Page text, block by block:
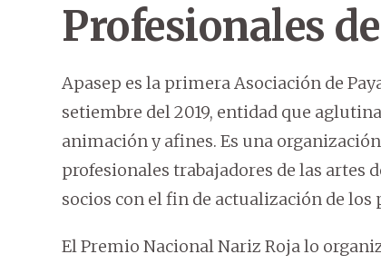
Profesionales
Apasep es la primera Asociación de
setiembre del 2019, entidad que
animación y afines. Es una
profesionales trabajadores de las artes
socios con el fin de actualización de los
El Premio Nacional Nariz Roja lo